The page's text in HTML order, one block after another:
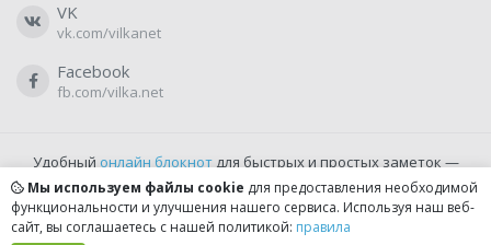
VK
vk.com/vilkanet
Facebook
fb.com/vilka.net
Удобный онлайн блокнотдля быстрых и простых заметок —
бесплатно и доступно прямо из браузера.
Мы используем файлы cookie для предоставления необходимой
функциональности и улучшения нашего сервиса. Используя наш веб-
сайт, вы соглашаетесь с нашей политикой: правила